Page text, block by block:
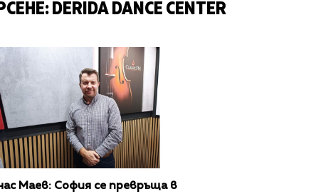
DERIDA DANCE CENTER
Маев: София се превръща в